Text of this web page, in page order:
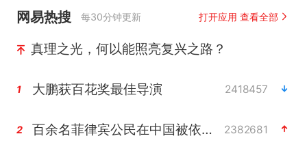
网易热搜 每30分钟更新 打开应用 查看全部
真理之光，何以能照亮复兴之路？
1 大鹏获百花奖最佳导演 2418457
2 百余名菲律宾公民在中国被依法处理 2382681